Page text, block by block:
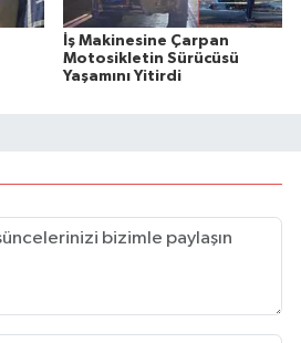
İş Makinesine Çarpan
Motosikletin Sürücüsü
Yaşamını Yitirdi